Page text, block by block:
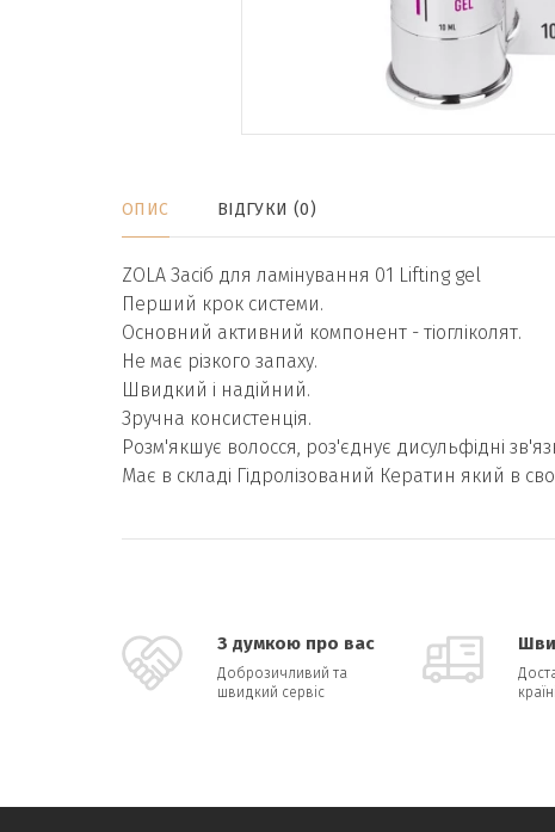
ОПИС ВІДГУКИ (0)
ZOLA Засіб для ламінування 01 Lifting gel
Перший крок системи.
Основний активний компонент - тіогліколят.
Не має різкого запаху.
Швидкий і надійний.
Зручна консистенція.
Розм'якшує волосся, роз'єднує дисульфідні
Має в складі Гідролізований Кератин який в
З думкою про вас
Доброзичливий та
швидкий сервіс